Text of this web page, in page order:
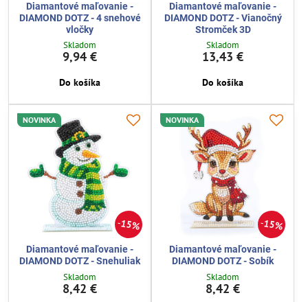
Diamantové maľovanie -
DIAMOND DOTZ - 4 snehové
vločky
Skladom
9,94 €
Do košíka
Diamantové maľovanie -
DIAMOND DOTZ - Vianočný
Stromček 3D
Skladom
13,43 €
Do košíka
15%
NOVINKA
Diamantové maľovanie -
DIAMOND DOTZ - Snehuliak
Skladom
8,42 €
15%
NOVINKA
Diamantové maľovanie -
DIAMOND DOTZ - Sobík
Skladom
8,42 €